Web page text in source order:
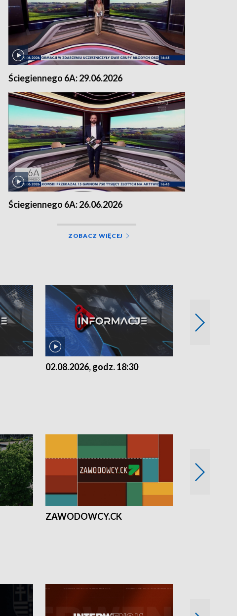
Ściegiennego 6A: 29.06.2026
Ściegiennego 6A: 26.06.2026
ZOBACZ WIĘCEJ
02.08.2026, godz. 18:30
ZAWODOWCY.CK